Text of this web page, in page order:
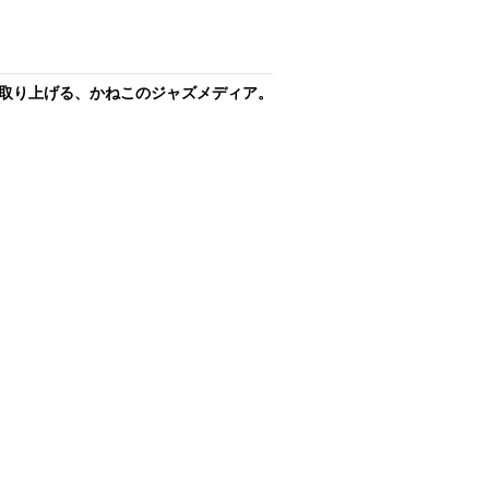
上げる、かねこのジャズメディア。